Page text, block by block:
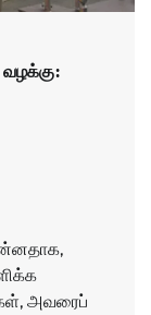
அவரைப்